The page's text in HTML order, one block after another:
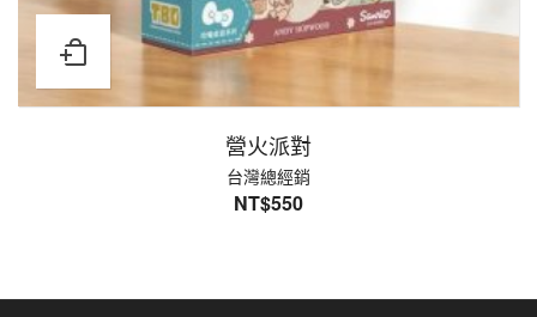
營火派對
台灣總經銷
NT$550